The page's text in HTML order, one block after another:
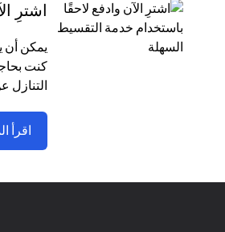
اشترِ
كنت
التنازل
اقرأ